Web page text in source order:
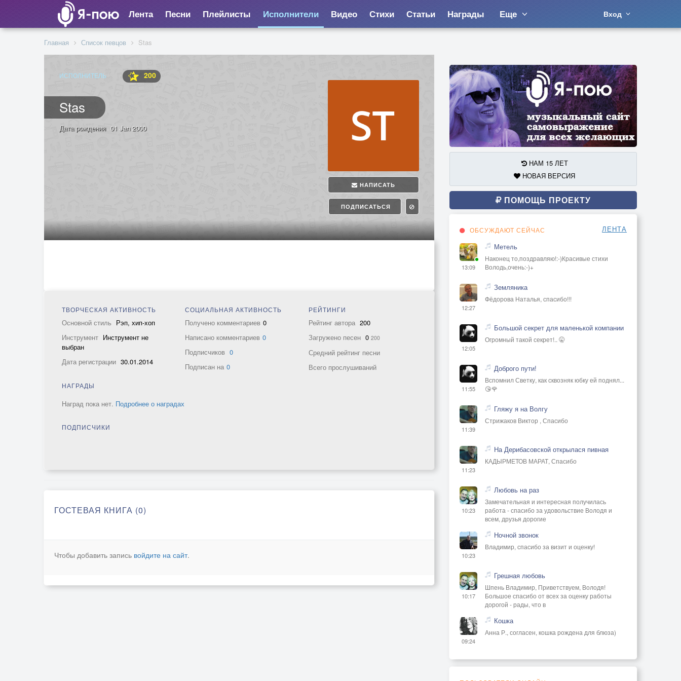
Лента Песни Плейлисты Исполнители Видео Стихи Статьи Награды Еще Вход
Главная Список певцов Stas
ИСПОЛНИТЕЛЬ 200
Stas
НАПИСАТЬ
ПОДПИСАТЬСЯ
Дата рождения 01 Jan 2000
ТВОРЧЕСКАЯ АКТИВНОСТЬ
Основной стиль Рэп, хип-хоп
Инструмент Инструмент не
выбран
Дата регистрации 30.01.2014
СОЦИАЛЬНАЯ АКТИВНОСТЬ
Получено комментариев 0
Написано комментариев 0
Подписчиков 0
Подписан на 0
РЕЙТИНГИ
Рейтинг автора 200
Загружено песен 0 200
Средний рейтинг песни
Всего прослушиваний
НАГРАДЫ
Наград пока нет. Подробнее о наградах
ПОДПИСЧИКИ
ГОСТЕВАЯ КНИГА (0)
Чтобы добавить запись войдите на сайт.
НАМ 15 ЛЕТ
НОВАЯ ВЕРСИЯ
ПОМОЩЬ ПРОЕКТУ
ОБСУЖДАЮТ СЕЙЧАС ЛЕНТА
13:09
Метель
Наконец то,поздравляю!:-)Красивые стихи
Володь,очень:-)+
12:27
Земляника
Фёдорова Наталья, спасибо!!!
12:05
Большой секрет для маленькой компании
Огромный такой секрет!.. 🤫
11:55
Доброго пути!
Вспомнил Светку, как сквозняк юбку ей поднял...
😘🌹
11:39
Гляжу я на Волгу
Стрижаков Виктор , Спасибо
11:23
На Дерибасовской открылася пивная
КАДЫРМЕТОВ МАРАТ, Спасибо
10:23
Любовь на раз
Замечательная и интересная получилась
работа - спасибо за удовольствие Володя и
всем, друзья дорогие
10:23
Ночной звонок
Владимир, спасибо за визит и оценку!
10:17
Грешная любовь
Шпень Владимир, Приветствуем, Володя!
Большое спасибо от всех за оценку работы
дорогой - рады, что в
09:24
Кошка
Анна Р., согласен, кошка рождена для блюза)